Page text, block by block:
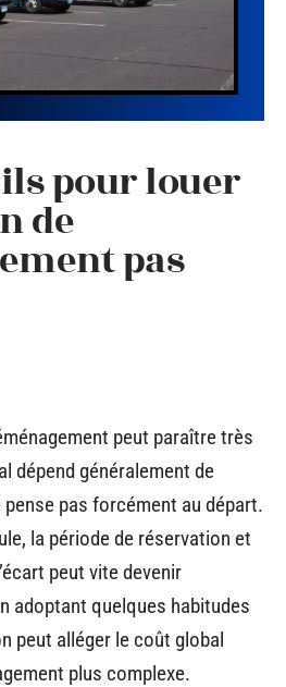
pour louer
de
pas
peut paraître très
dépend généralement de
pas forcément au départ.
la période de réservation et
peut vite devenir
adoptant quelques habitudes
peut alléger le coût global
plus complexe.